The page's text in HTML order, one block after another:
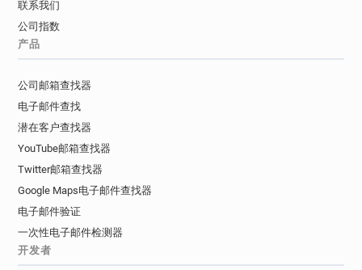
联系我们
公司指数
产品
公司邮箱查找器
电子邮件查找
潜在客户查找器
YouTube邮箱查找器
Twitter邮箱查找器
Google Maps电子邮件查找器
电子邮件验证
一次性电子邮件检测器
开发者